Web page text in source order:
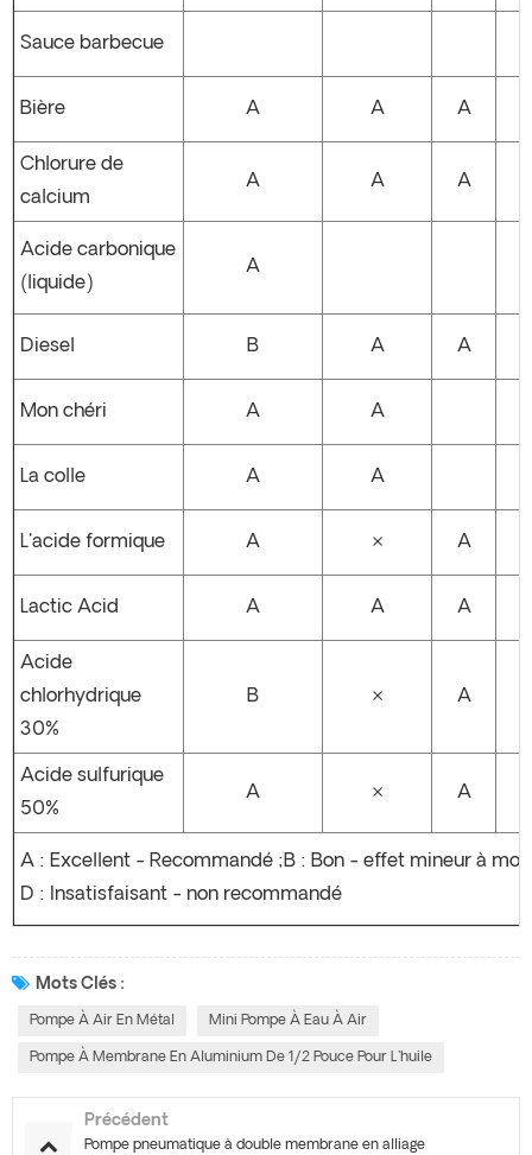
Sauce barbecue
Bière A A A
Chlorure de
calcium
A A A
Acide carbonique
(liquide)
A
Diesel B A A
Mon chéri A A
La colle A A
L'acide formique A × A
Lactic Acid A A A
Acide
chlorhydrique
30%
B × A
Acide sulfurique
50%
A × A
A : Excellent - Recommandé ;B : Bon - effet mineur à
D : Insatisfaisant - non recommandé
Mots Clés :
Pompe À Air En Métal Mini Pompe À Eau À Air
Pompe À Membrane En Aluminium De 1/2 Pouce Pour L'huile
Précédent
Pompe pneumatique à double membrane en alliage